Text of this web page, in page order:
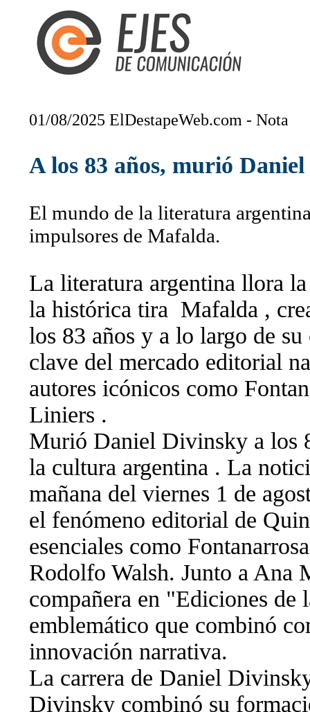
01/08/2025 ElDestapeWeb.com - Nota
A los 83 años, murió
El mundo de la literatura
impulsores de Mafalda.
La literatura argentina llora
la histórica tira Mafalda ,
los 83 años y a lo largo de
clave del mercado editorial
autores icónicos como
Liniers .
Murió Daniel Divinsky a los
la cultura argentina . La
mañana del viernes 1 de
el fenómeno editorial de
esenciales como
Rodolfo Walsh. Junto a
compañera en "Ediciones
emblemático que combinó
innovación narrativa.
La carrera de Daniel
Divinsky combinó su